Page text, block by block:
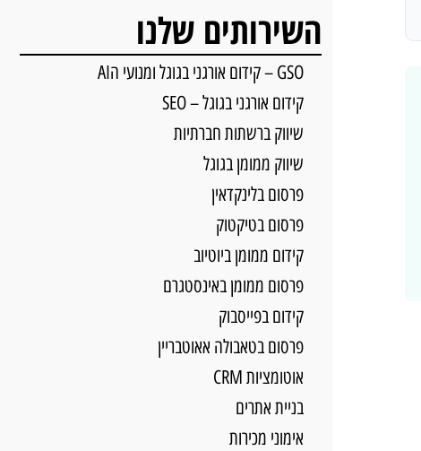
השירותים שלנו
GSO – קידום אורגני בגוגל ומנועי הAI
קידום אורגני בגוגל – SEO
שיווק ברשתות חברתיות
שיווק ממומן בגוגל
פרסום בלינקדאין
פרסום בטיקטוק
קידום ממומן ביוטיוב
פרסום ממומן באינסטגרם
קידום בפייסבוק
פרסום בטאבולה אאוטבריין
אוטומציות CRM
בניית אתרים
אימוני מכירות